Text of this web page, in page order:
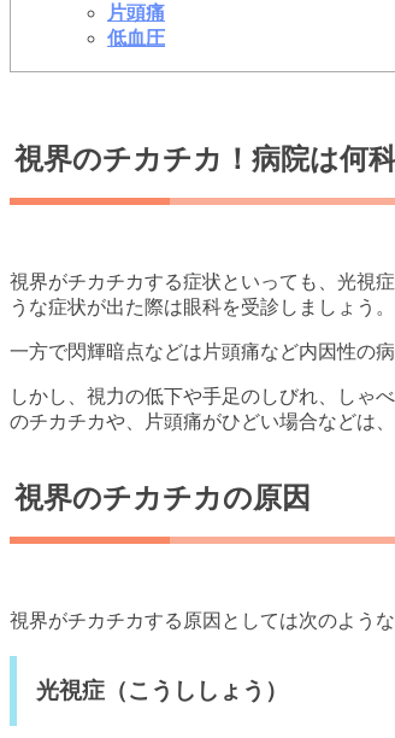
片頭痛
低血圧
視界のチカチカ！病院は何
視界がチカチカする症状といっても、光視
うな症状が出た際は眼科を受診しましょう。
一方で閃輝暗点などは片頭痛など内因性の
しかし、視力の低下や手足のしびれ、しゃ
のチカチカや、片頭痛がひどい場合などは
視界のチカチカの原因
視界がチカチカする原因としては次のよう
光視症（こうししょう）